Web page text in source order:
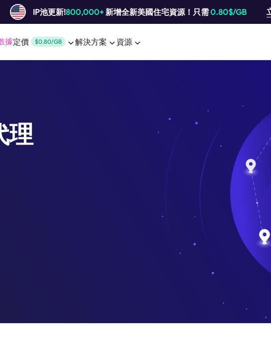
IP池更新!800,000+新增全新美國住宅資源！只需0.80$/GB
據定價 $0.80/GB 解決方案 資源
理